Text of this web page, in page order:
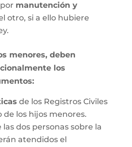
manutención y
otro, si a ello hubiere
menores, deben
los
de los Registros Civiles
los hijos menores.
dos personas sobre la
atendidos el